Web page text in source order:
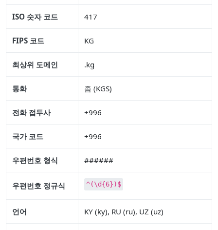
ISO 숫자 코드 417
FIPS 코드 KG
최상위 도메인 .kg
통화 좀 (KGS)
전화 접두사 +996
국가 코드 +996
우편번호 형식 ######
우편번호 정규식 ^(\d{6})$
언어 KY (ky), RU (ru), UZ (uz)